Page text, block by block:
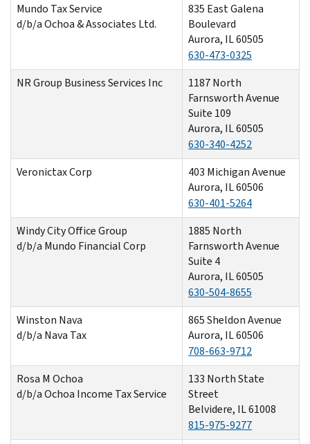
Mundo Tax Service
d/b/a Ochoa & Associates Ltd.
835 East Galena
Boulevard
Aurora, IL 60505
630-473-0325
NR Group Business Services Inc
1187 North
Farnsworth Avenue
Suite 109
Aurora, IL 60505
630-340-4252
Veronictax Corp
403 Michigan Avenue
Aurora, IL 60506
630-401-5264
Windy City Office Group
d/b/a Mundo Financial Corp
1885 North
Farnsworth Avenue
Suite 4
Aurora, IL 60505
630-504-8655
Winston Nava
d/b/a Nava Tax
865 Sheldon Avenue
Aurora, IL 60506
708-663-9712
Rosa M Ochoa
d/b/a Ochoa Income Tax Service
133 North State
Street
Belvidere, IL 61008
815-975-9277